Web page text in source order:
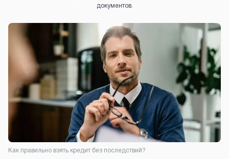
документов.
Как правильно взять кредит без последствий?